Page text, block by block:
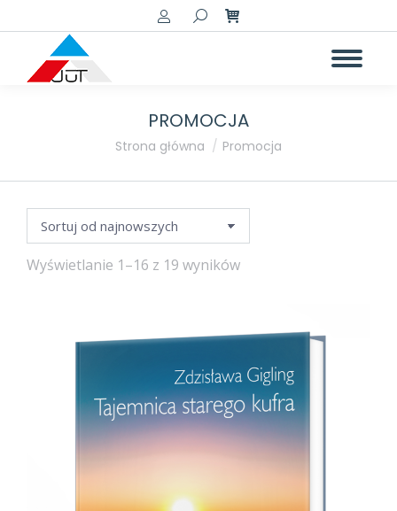
Szukaj:
PROMOCJA
Jesteś tutaj:
Strona główna Promocja
Wyświetlanie 1–16 z 19 wynikówPosortowane